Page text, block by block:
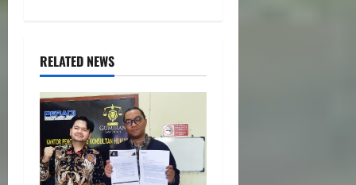
RELATED NEWS